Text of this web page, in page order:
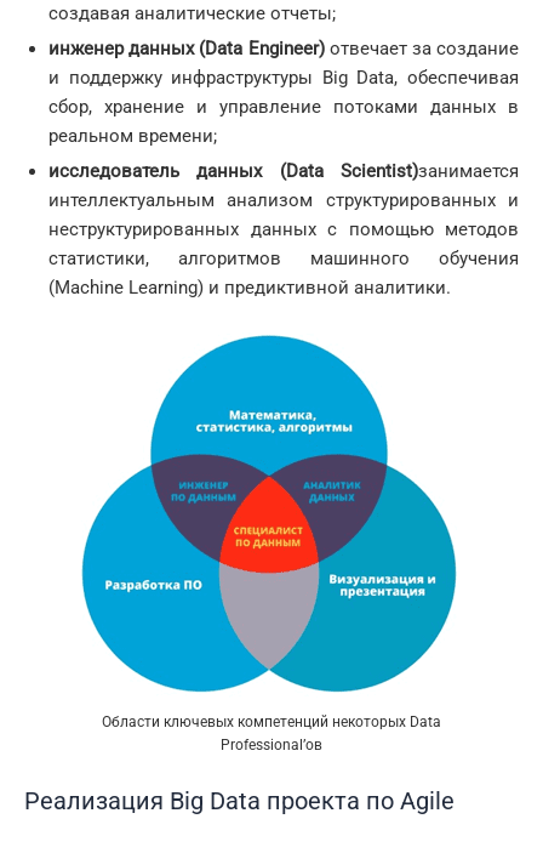
создавая аналитические отчеты;
инженер данных (Data Engineer) отвечает за создание
и поддержку инфраструктуры Big Data, обеспечивая
сбор, хранение и управление потоками данных в
реальном времени;
исследователь данных (Data Scientist)занимается
интеллектуальным анализом структурированных и
неструктурированных данных с помощью методов
статистики, алгоритмов машинного обучения
(Machine Learning) и предиктивной аналитики.
Области ключевых компетенций некоторых Data
Professional’ов
Реализация Big Data проекта по Agile